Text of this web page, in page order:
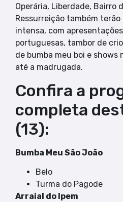
Operária, Liberdade, Bairro
Ressurreição também
intensa, com
portuguesas, tambor de
de bumba meu boi e shows
até a madrugada.
Confira a
completa
(13):
Bumba Meu São João
Belo
Turma do Pagode
Arraial do Ipem